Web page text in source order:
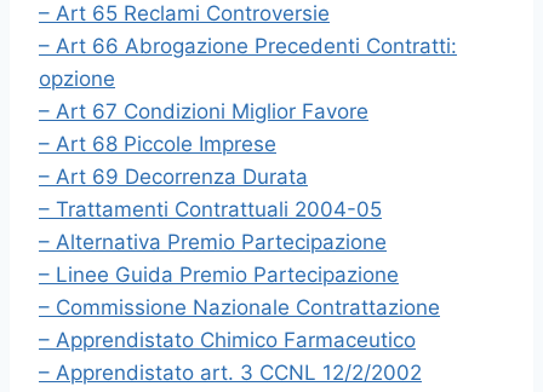
– Art 65 Reclami Controversie
– Art 66 Abrogazione Precedenti Contratti:
opzione
– Art 67 Condizioni Miglior Favore
– Art 68 Piccole Imprese
– Art 69 Decorrenza Durata
– Trattamenti Contrattuali 2004-05
– Alternativa Premio Partecipazione
– Linee Guida Premio Partecipazione
– Commissione Nazionale Contrattazione
– Apprendistato Chimico Farmaceutico
– Apprendistato art. 3 CCNL 12/2/2002